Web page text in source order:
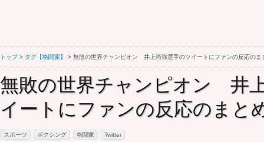
トップ> タグ【格闘家】 > 無敗の世界チャンピオン 井上尚弥選手のツイートにファンの反応のま
無敗の世界チャンピオン 井
イートにファンの反応のまと
スポーツ ボクシング 格闘家 Twitter